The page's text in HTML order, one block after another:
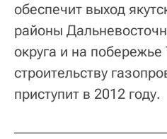
обеспечит выход
районы
округа и на побережье
строительству
приступит в 2012 году.